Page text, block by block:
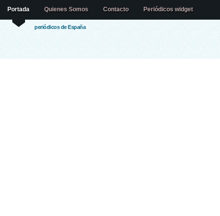
periódicos de España
Portada Quienes Somos Contacto Periódicos widget